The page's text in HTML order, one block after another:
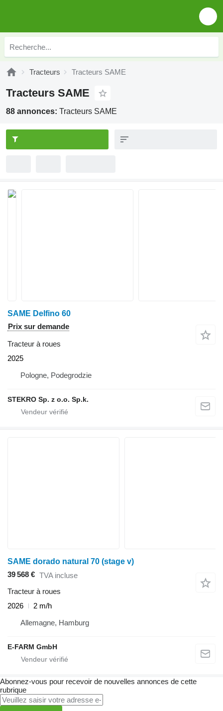
Tracteurs Tracteurs SAME
Tracteurs SAME
88 annonces: Tracteurs SAME
SAME Delfino 60
Prix sur demande
Tracteur à roues
2025
Pologne, Podegrodzie
STEKRO Sp. z o.o. Sp.k.
SAME dorado natural 70 (stage v)
39 568 € TVA incluse
Tracteur à roues
2026
2 m/h
Allemagne, Hamburg
E-FARM GmbH
Abonnez-vous pour recevoir de nouvelles annonces de cette
rubrique